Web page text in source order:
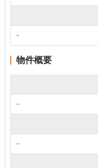
－
物件概要
－
－